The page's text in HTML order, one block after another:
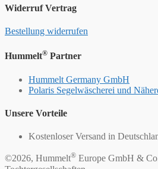
Widerruf Vertrag
Bestellung widerrufen
Hummelt® Partner
Hummelt Germany GmbH
Polaris Segelwäscherei und
Unsere Vorteile
Kostenloser Versand in
©2026, Hummelt® Europe GmbH &